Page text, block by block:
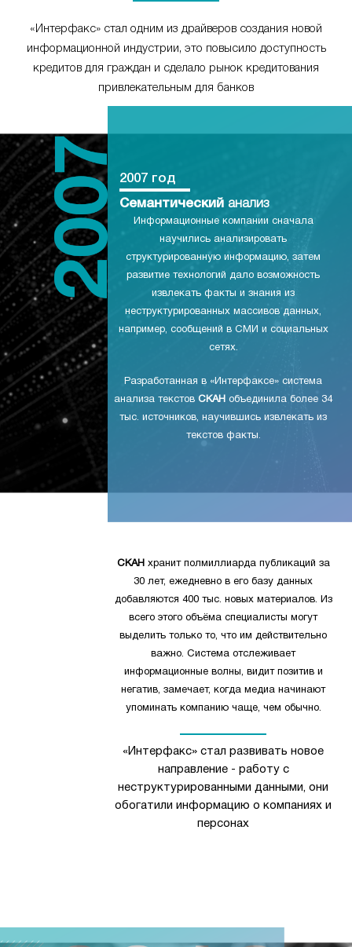
«Интерфакс» стал одним из драйверов создания новой
информационной индустрии, это повысило доступность
кредитов для граждан и сделало рынок кредитования
привлекательным для банков
2007 год
Семантический анализ
Информационные компании сначала
научились анализировать
структурированную информацию, затем
развитие технологий дало возможность
извлекать факты и знания из
неструктурированных массивов данных,
например, сообщений в СМИ и социальных
сетях.
Разработанная в «Интерфаксе» система
анализа текстов СКАН объединила более 34
тыс. источников, научившись извлекать из
текстов факты.
СКАН хранит полмиллиарда публикаций за
30 лет, ежедневно в его базу данных
добавляются 400 тыс. новых материалов. Из
всего этого объёма специалисты могут
выделить только то, что им действительно
важно. Система отслеживает
информационные волны, видит позитив и
негатив, замечает, когда медиа начинают
упоминать компанию чаще, чем обычно.
«Интерфакс» стал развивать новое
направление - работу с
неструктурированными данными, они
обогатили информацию о компаниях и
персонах